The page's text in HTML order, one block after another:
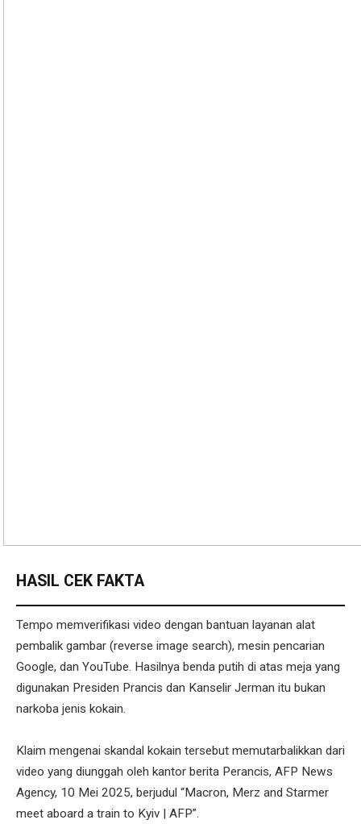
HASIL CEK FAKTA
Tempo memverifikasi video dengan bantuan layanan alat
pembalik gambar (reverse image search), mesin pencarian
Google, dan YouTube. Hasilnya benda putih di atas meja yang
digunakan Presiden Prancis dan Kanselir Jerman itu bukan
narkoba jenis kokain.
Klaim mengenai skandal kokain tersebut memutarbalikkan dari
video yang diunggah oleh kantor berita Perancis, AFP News
Agency, 10 Mei 2025, berjudul “Macron, Merz and Starmer
meet aboard a train to Kyiv | AFP”.